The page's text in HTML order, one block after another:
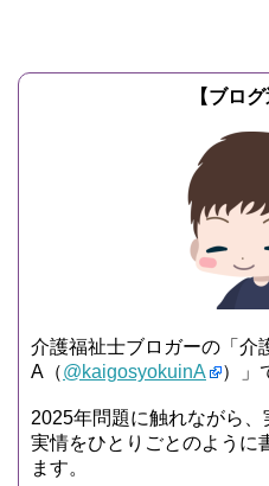
【ブロ
介護福祉士ブロガーの「介
A（@kaigosyokuinA ）」
2025年問題に触れながら
実情をひとりごとのように
ます。